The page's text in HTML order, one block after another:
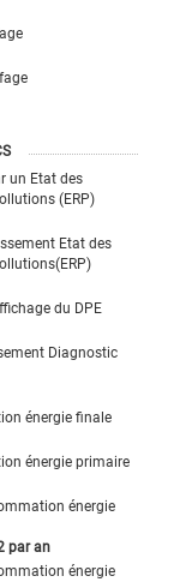
un Etat des
(ERP)
Etat des
du DPE
Diagnostic
énergie finale
énergie primaire
énergie
par an
énergie